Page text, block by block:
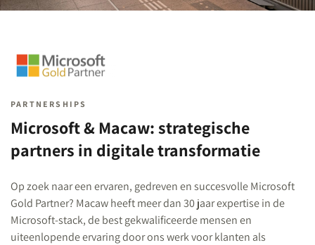
PARTNERSHIPS
Microsoft & Macaw: strategische
partners in digitale transformatie
Op zoek naar een ervaren, gedreven en succesvolle Microsoft
Gold Partner? Macaw heeft meer dan 30 jaar expertise in de
Microsoft-stack, de best gekwalificeerde mensen en
uiteenlopende ervaring door ons werk voor klanten als